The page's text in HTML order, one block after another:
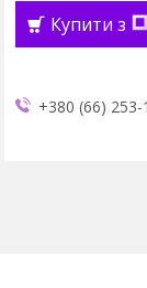
Купити з
+380 (66)